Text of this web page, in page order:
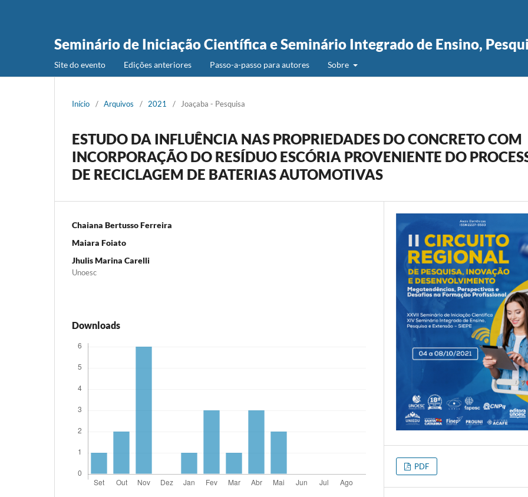
Seminário de Iniciação Científica e Seminário Integrado de Ensino,
Site do evento Edições anteriores Passo-a-passo para autores Sobre
Início / Arquivos / 2021 / Joaçaba - Pesquisa
ESTUDO DA INFLUÊNCIA NAS PROPRIEDADES DO CONCRETO COM
INCORPORAÇÃO DO RESÍDUO ESCÓRIA PROVENIENTE DO
DE RECICLAGEM DE BATERIAS AUTOMOTIVAS
Chaiana Bertusso Ferreira
Maiara Foiato
Jhulis Marina Carelli
Unoesc
Downloads
PDF